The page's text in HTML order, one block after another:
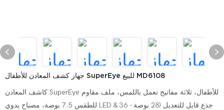
جهاز كشف المعادن للأطفال SuperEye للبيع MD6108
كاشف المعادن SuperEye للأطفال، ثلاثة مفاتيح تعمل باللمس، ملف مقاوم
للطقس 7.5 بوصة، مصباح يدوي LED & جذع قابل للتعديل (28 بوصة - 36